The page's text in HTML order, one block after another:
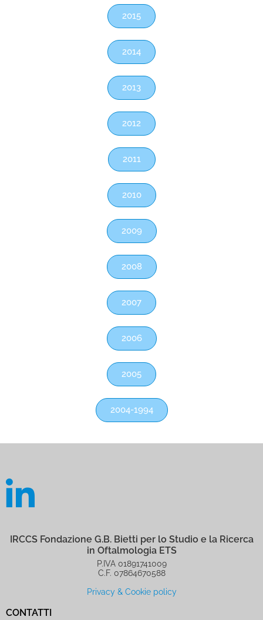
2015
2014
2013
2012
2011
2010
2009
2008
2007
2006
2005
2004-1994
IRCCS Fondazione G.B. Bietti per lo Studio e la Ricerca
in Oftalmologia ETS
P.IVA 01891741009
C.F. 07864670588
Privacy & Cookie policy
CONTATTI